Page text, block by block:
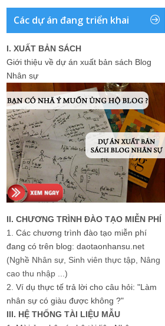
Các dự án đang triển khai
I. XUẤT BẢN SÁCH
Giới thiệu về dự án xuất bản sách Blog
Nhân sự
II. CHƯƠNG TRÌNH ĐÀO TẠO MIỄN PHÍ
1. Các chương trình đào tạo miễn phí
đang có trên blog: daotaonhansu.net
(Nghề Nhân sự, Sinh viên thực tập, Nâng
cao thu nhập ...)
2. Ví dụ thực tế trả lời cho câu hỏi: "Làm
nhân sự có giàu được không ?"
III. HỆ THỐNG TÀI LIỆU MẪU